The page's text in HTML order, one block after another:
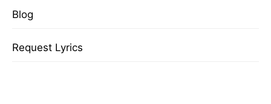
Blog
Request Lyrics